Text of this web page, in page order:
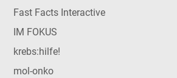
Fast Facts Interactive
IM FOKUS
krebs:hilfe!
mol-onko